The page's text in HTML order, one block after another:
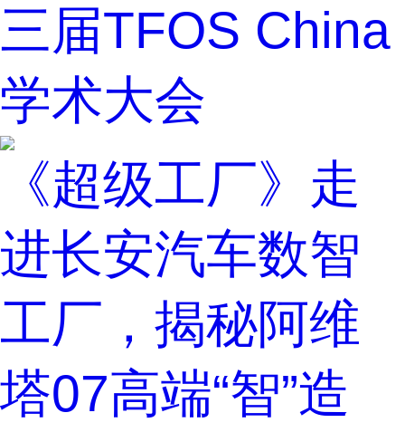
三届TFOS China
学术大会
《超级工厂》走
进长安汽车数智
工厂，揭秘阿维
塔07高端“智”造